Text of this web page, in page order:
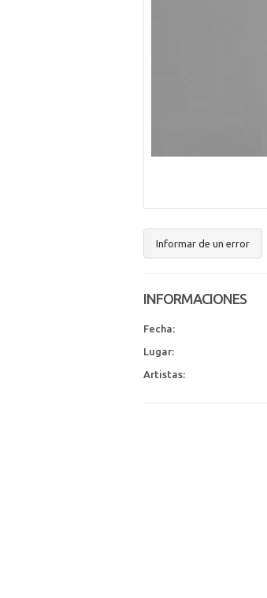
Informar de un error
INFORMACIONES
Fecha:
Lugar:
Artistas: